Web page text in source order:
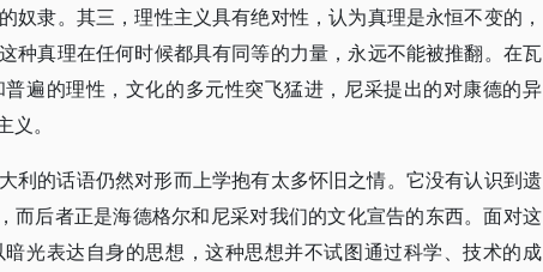
奴隶。其三，理性主义具有绝对性，认为真理是永恒不变的，
种真理在任何时候都具有同等的力量，永远不能被推翻。在瓦
遍的理性，文化的多元性突飞猛进，尼采提出的对康德的异
。
利的话语仍然对形而上学抱有太多怀旧之情。它没有认识到遗
而后者正是海德格尔和尼采对我们的文化宣告的东西。面对这
光表达自身的思想，这种思想并不试图通过科学、技术的成